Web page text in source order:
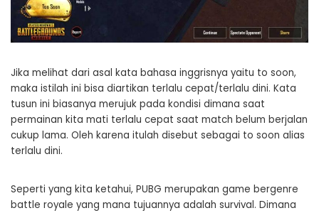
Jika melihat dari asal kata bahasa inggrisnya yaitu to soon,
maka istilah ini bisa diartikan terlalu cepat/terlalu dini. Kata
tusun ini biasanya merujuk pada kondisi dimana saat
permainan kita mati terlalu cepat saat match belum berjalan
cukup lama. Oleh karena itulah disebut sebagai to soon alias
terlalu dini.
Seperti yang kita ketahui, PUBG merupakan game bergenre
battle royale yang mana tujuannya adalah survival. Dimana